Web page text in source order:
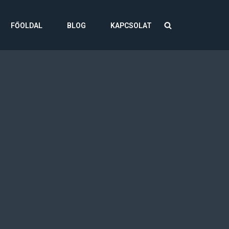
FŐOLDAL BLOG KAPCSOLAT